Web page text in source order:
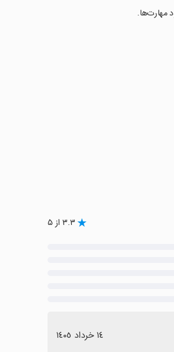
مهارت‌ها.
۳.۳ از ۵
١٤ خرداد ١٤٠٥